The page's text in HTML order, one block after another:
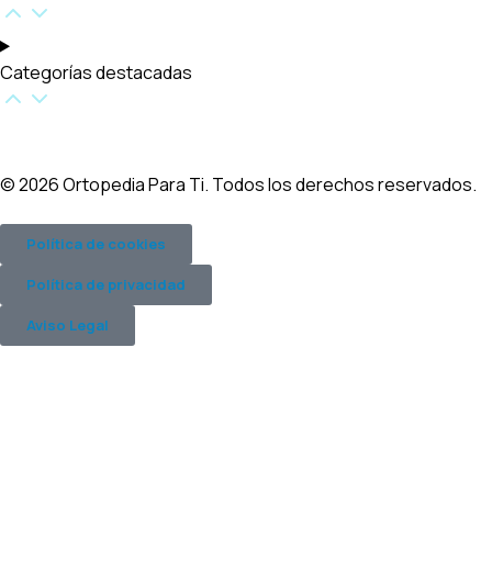
Categorías destacadas​
© 2026 Ortopedia Para Ti. Todos los derechos reservados.
Política de cookies
Política de privacidad
Aviso Legal